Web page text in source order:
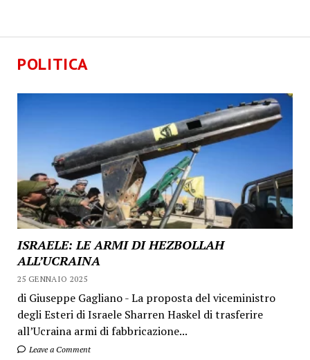
POLITICA
ISRAELE: LE ARMI DI HEZBOLLAH
ALL’UCRAINA
25 GENNAIO 2025
di Giuseppe Gagliano - La proposta del viceministro
degli Esteri di Israele Sharren Haskel di trasferire
all’Ucraina armi di fabbricazione...
Leave a Comment